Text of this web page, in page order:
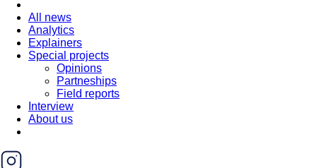
All news
Analytics
Explainers
Special projects
Opinions
Partneships
Field reports
Interview
About us